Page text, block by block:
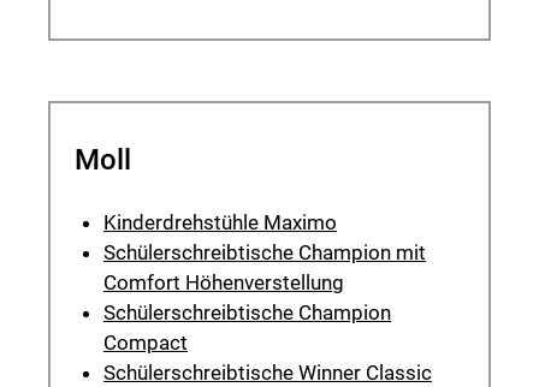
Moll
Kinderdrehstühle Maximo
Schülerschreibtische Champion mit
Comfort Höhenverstellung
Schülerschreibtische Champion
Compact
Schülerschreibtische Winner Classic